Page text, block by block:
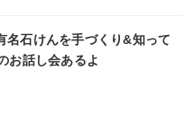
名石けんを手づくり&知って
お話し会あるよ